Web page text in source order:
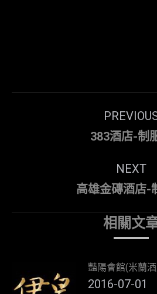
navigation383酒店-制
NEXT
Next
高雄金磚酒店-
相關文
豔陽會館(米蘭
2016-07-01